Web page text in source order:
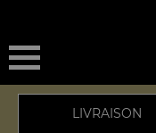
LIVRAISON